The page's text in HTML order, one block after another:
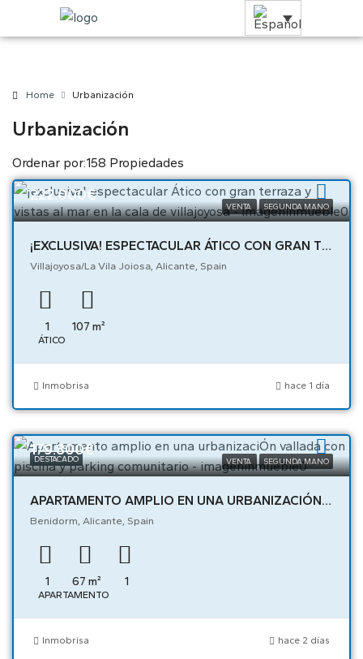
Home Urbanización
Urbanización
158 Propiedades
Ordenar por:
VENTA SEGUNDA MANO
222.000€
¡EXCLUSIVA! ESPECTACULAR ÁTICO CON GRAN TERRAZA Y VISTAS AL MAR EN LA CALA DE VILLAJOYOSA – 05446
Villajoyosa/La Vila Joiosa, Alicante, Spain
1 107 m²
ÁTICO
Inmobrisa hace 1 día
DESTACADO VENTA SEGUNDA MANO
179.800€
APARTAMENTO AMPLIO EN UNA URBANIZACIÓN VALLADA CON PISCINA Y PARKING COMUNITARIO – 05472
Benidorm, Alicante, Spain
1 67 m² 1
APARTAMENTO
Inmobrisa hace 2 días